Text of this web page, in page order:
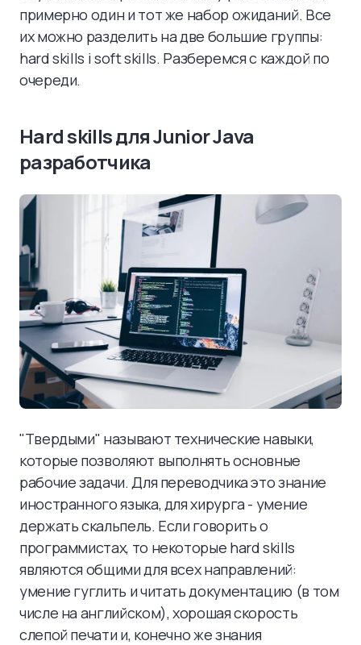
примерно один и тот же набор ожиданий. Все
их можно разделить на две большие группы:
hard skills i soft skills. Разберемся с каждой по
очереди.
Hard skills для Junior Java
разработчика
"Твердыми" называют технические навыки,
которые позволяют выполнять основные
рабочие задачи. Для переводчика это знание
иностранного языка, для хирурга - умение
держать скальпель. Если говорить о
программистах, то некоторые hard skills
являются общими для всех направлений:
умение гуглить и читать документацию (в том
числе на английском), хорошая скорость
слепой печати и, конечно же знания